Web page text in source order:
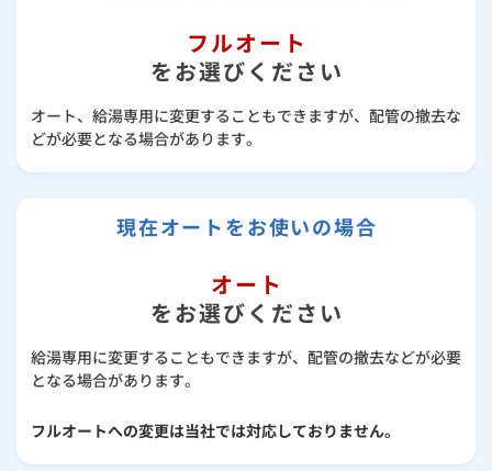
フルオート
をお選びください
オート、給湯専用に変更することもできますが、配管の撤去な
どが必要となる場合があります。
現在オートをお使いの場合
オート
をお選びください
給湯専用に変更することもできますが、配管の撤去などが必要
となる場合があります。
フルオートへの変更は当社では対応しておりません。